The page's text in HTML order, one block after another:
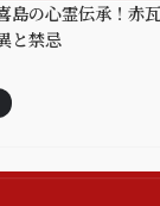
島の心霊伝承！赤
と禁忌